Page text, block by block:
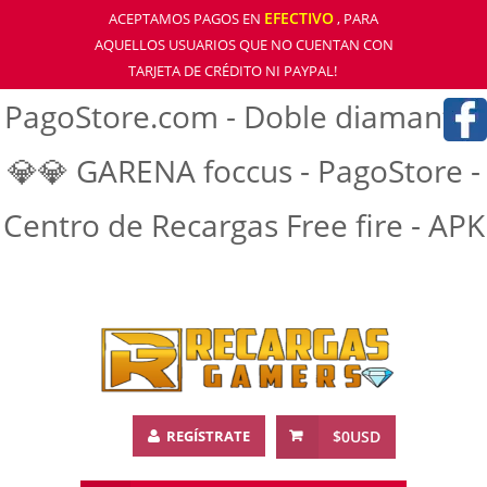
ACEPTAMOS PAGOS EN EFECTIVO, PARA
AQUELLOS USUARIOS QUE NO CUENTAN CON
TARJETA DE CRÉDITO NI PAYPAL!
PagoStore.com - Doble diamantre
💎💎 GARENA foccus - PagoStore -
Centro de Recargas Free fire - APK
$0USD
REGÍSTRATE